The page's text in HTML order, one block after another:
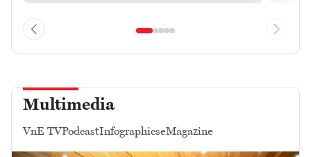
Multimedia
VnE TVPodcastInfographicseMagazine